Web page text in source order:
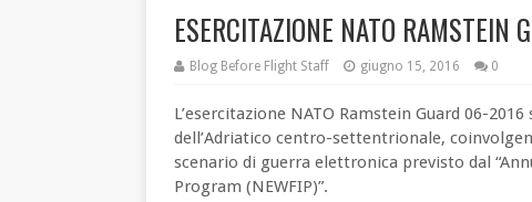
ESERCITAZIONE NATO RAMSTEIN
Blog Before Flight Staff giugno 15, 2016 0
L’esercitazione NATO Ramstein Guard 06-
dell’Adriatico centro-settentrionale,
scenario di guerra elettronica previsto dal
Program (NEWFIP)”.